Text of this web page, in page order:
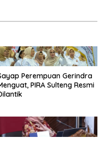
Perempuan Gerindra
PIRA Sulteng Resmi